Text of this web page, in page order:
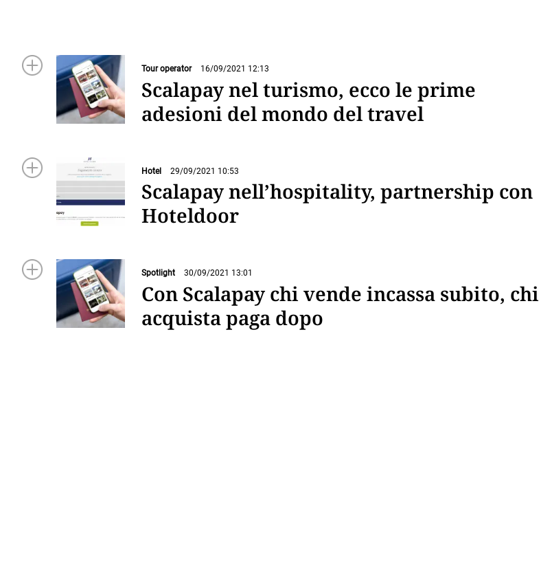
Tour operator 16/09/2021 12:13
Scalapay nel turismo, ecco le prime
adesioni del mondo del travel
Hotel 29/09/2021 10:53
Scalapay nell’hospitality, partnership con
Hoteldoor
Spotlight 30/09/2021 13:01
Con Scalapay chi vende incassa subito, chi
acquista paga dopo